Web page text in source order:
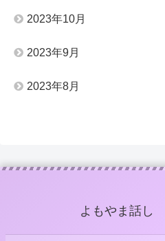
2023年10月
2023年9月
2023年8月
よもやま話